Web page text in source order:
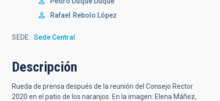
Rafael Rebolo López
SEDE Sede Central
Descripción
Rueda de prensa después de la reunión del Consejo Rector
2020 en el patio de los naranjos. En la imagen: Elena Máñez,